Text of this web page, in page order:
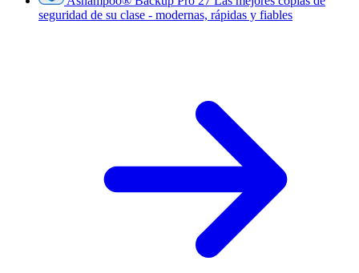
seguridad de su clase - modernas, rápidas y fiables